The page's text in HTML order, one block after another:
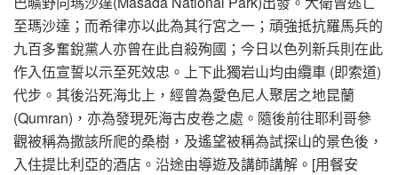
至瑪沙達；而希律亦以此為其行宮之一；頑強抵抗羅馬兵的
九百多奮銳黨人亦曾在此自殺殉國；今日以色列新兵則在此
作入伍宣誓以示至死效忠。上下此獨岩山均由纜車 (即索道)
代步。其後沿死海北上，經曾為愛色尼人聚居之地昆蘭
(Qumran)，亦為發現死海古皮卷之處。隨後前往耶利哥參
觀被稱為撒該所爬的桑樹，及遙望被稱為試探山的景色後，
入住提比利亞的酒店。沿途由導遊及講師講解。[用餐安